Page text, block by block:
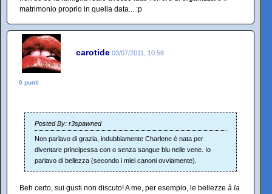
matrimonio proprio in quella data... :p
carotide 03/07/2011, 10:58
0 punti
Posted By: r3spawned
Non parlavo di grazia, indubbiamente Charlene è nata per
diventare principessa con o senza sangue blu nelle vene. Io
parlavo di bellezza (secondo i miei canoni ovviamente).
Beh certo, sui gusti non discuto! A me, per esempio, le bellezze à la